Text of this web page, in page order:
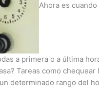
Ahora es
a primera o a última
Tareas como
determinado rango del